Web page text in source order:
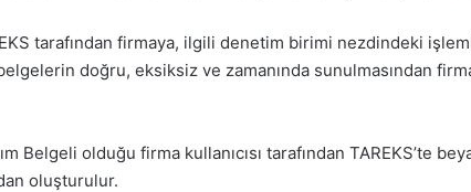
tarafından firmaya, ilgili denetim birimi nezdindeki
doğru, eksiksiz ve zamanında sunulmasından
Belgeli olduğu firma kullanıcısı tarafından TAREKS’te
oluşturulur.